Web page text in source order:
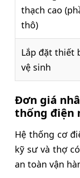
thạch cao
thô)
Lắp đặt thiết
vệ sinh
Đơn giá
thống điện
Hệ thống cơ
kỹ sư và thợ
an toàn vận